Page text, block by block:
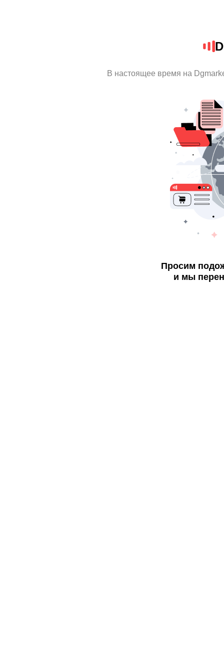
В настоящее время на
Просим
и мы